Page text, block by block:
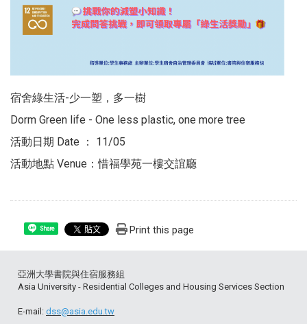
宿舍綠生活-少一塑，多一樹
Dorm Green life - One less plastic, one more tree
活動日期 Date ： 11/05
活動地點 Venue：惜福學苑一樓交誼廳
Share Print this page
亞洲大學書院與住宿服務組
Asia University - Residential Colleges and Housing Services Section
E-mail: dss@asia.edu.tw